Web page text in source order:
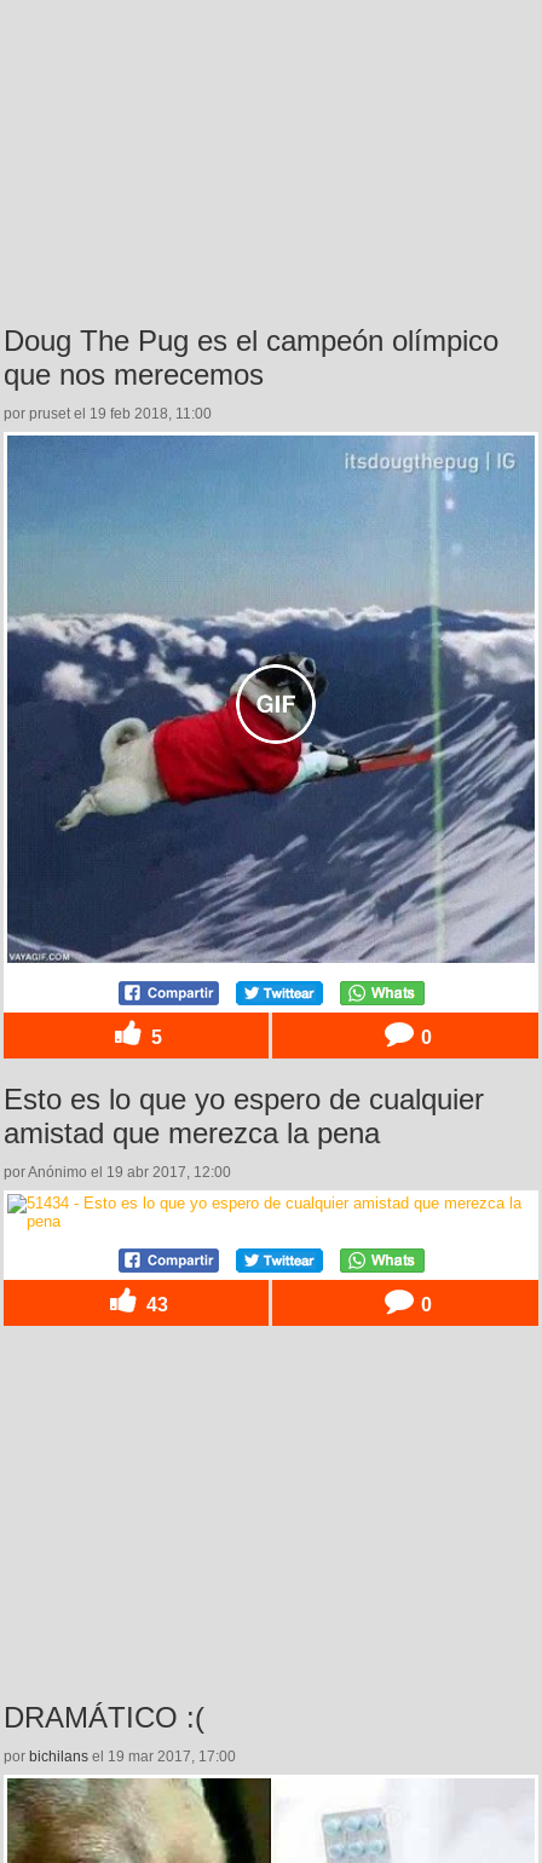
Doug The Pug es el campeón olímpico
que nos merecemos
por pruset el 19 feb 2018, 11:00
5 0
Esto es lo que yo espero de cualquier
amistad que merezca la pena
por Anónimo el 19 abr 2017, 12:00
43 0
DRAMÁTICO :(
por bichilans el 19 mar 2017, 17:00